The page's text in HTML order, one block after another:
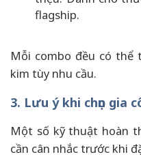
flagship.
Mỗi combo đều có thể
kim tùy nhu cầu.
3. Lưu ý khi chọn gia
Một số kỹ thuật hoàn
cần cân nhắc trước khi